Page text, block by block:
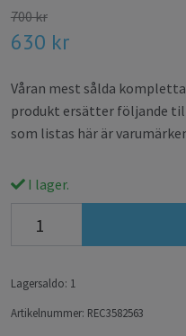
700 kr
630 kr
Våran mest sålda
produkt ersätter följande
som listas här är
I lager.
Lagersaldo: 1
Artikelnummer: REC3582563